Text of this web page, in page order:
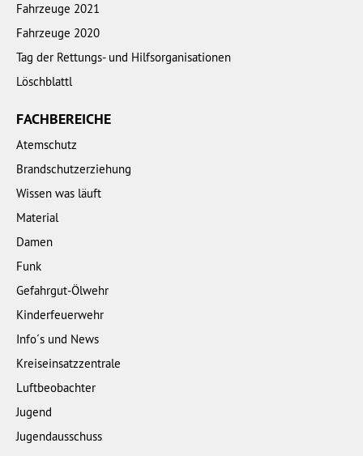
Fahrzeuge 2021
Fahrzeuge 2020
Tag der Rettungs- und Hilfsorganisationen
Löschblattl
FACHBEREICHE
Atemschutz
Brandschutzerziehung
Wissen was läuft
Material
Damen
Funk
Gefahrgut-Ölwehr
Kinderfeuerwehr
Info´s und News
Kreiseinsatzzentrale
Luftbeobachter
Jugend
Jugendausschuss